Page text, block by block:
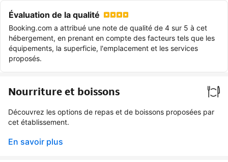
Évaluation de la qualité
Booking.com a attribué une note de qualité de 4 sur 5 à cet
hébergement, en prenant en compte des facteurs tels que les
équipements, la superficie, l'emplacement et les services
proposés.
Nourriture et boissons
Découvrez les options de repas et de boissons proposées par
cet établissement.
En savoir plus